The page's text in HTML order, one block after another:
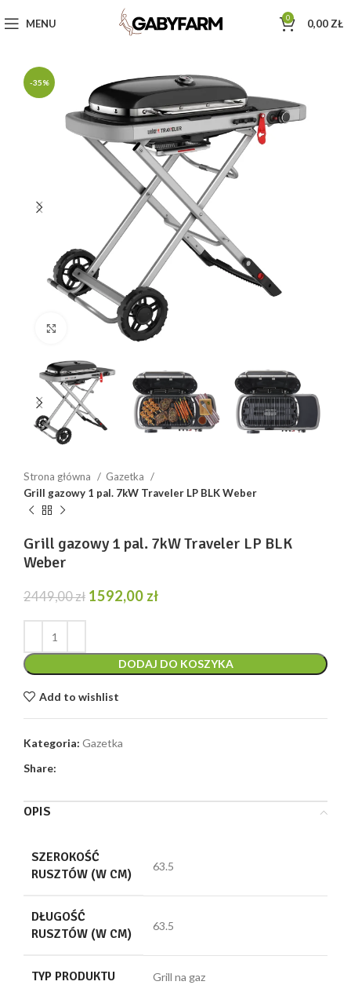
MENU 0 0,00 ZŁ
-35%
Click to enlarge
Strona główna
Gazetka
Grill gazowy 1 pal. 7kW Traveler LP BLK Weber
Grill gazowy 1 pal. 7kW Traveler LP BLK
Weber
2449,00zł Pierwotna
1592,00 złAktualna
DODAJ DO KOSZYKA
Add to wishlist
Kategoria: Gazetka
Share:
OPIS
SZEROKOŚĆ
RUSZTÓW (W CM)
63.5
DŁUGOŚĆ
RUSZTÓW (W CM)
63.5
TYP PRODUKTU Grill na gaz